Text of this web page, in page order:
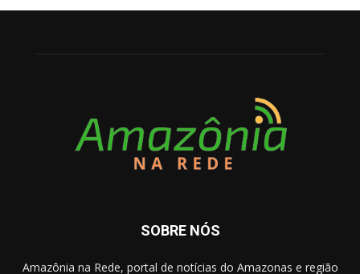
SOBRE NÓS
Amazônia na Rede, portal de notícias do Amazonas e região